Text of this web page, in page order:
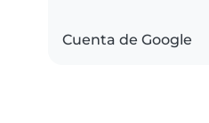
Cuenta de Google